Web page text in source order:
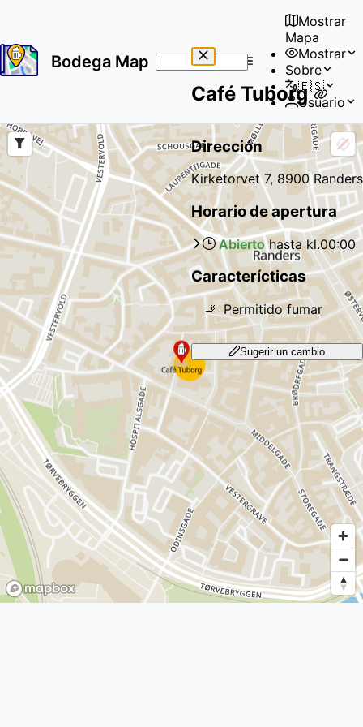
Bodega Map
results
Mostrar
Mapa
Mostrar
Sobre
🇪🇸
Usuario
Café Tuborg
Dirección
Kirketorvet 7, 8900 Randers
Horario de apertura
Abiertohasta kl.00:00
Caracterícticas
🚬 Permitido fumar
Sugerir un cambio